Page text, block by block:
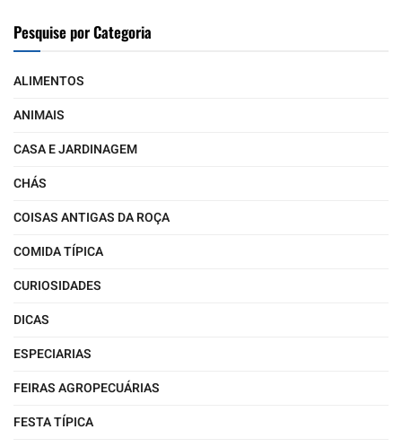
Pesquise por Categoria
ALIMENTOS
ANIMAIS
CASA E JARDINAGEM
CHÁS
COISAS ANTIGAS DA ROÇA
COMIDA TÍPICA
CURIOSIDADES
DICAS
ESPECIARIAS
FEIRAS AGROPECUÁRIAS
FESTA TÍPICA